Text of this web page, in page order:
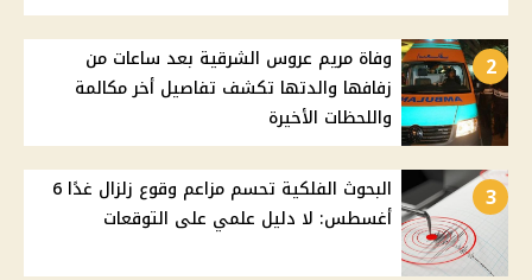
2
وفاة مريم عروس الشرقية بعد ساعات من
زفافها والدتها تكشف تفاصيل أخر مكالمة
واللحظات الأخيرة
3
البحوث الفلكية تحسم مزاعم وقوع زلزال غدًا 6
أغسطس: لا دليل علمي على التوقعات